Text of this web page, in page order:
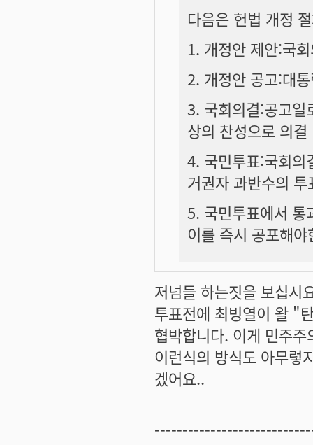
다음은 헌법 개정
1. 개정안 제안:국
2. 개정안 공고:대
3. 국회의결:공고
상의 찬성으로 의결
4. 국민투표:국회의
거권자 과반수의
5. 국민투표에서 통
이를 즉시 공포해야
저넘들 하는짓을 보십시
투표전에 최빙열이 왈 "
협박합니다. 이게 민주주
이런식의 방식도 아무렇
겠어요..